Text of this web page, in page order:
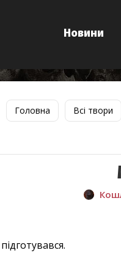
Новини
Головна Всі твори